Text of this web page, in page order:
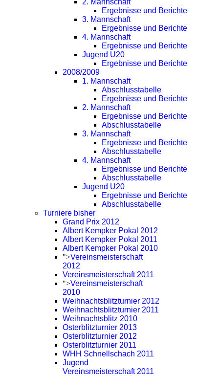
2. Mannschaft
Ergebnisse und Berichte
3. Mannschaft
Ergebnisse und Berichte
4. Mannschaft
Ergebnisse und Berichte
Jugend U20
Ergebnisse und Berichte
2008/2009
1. Mannschaft
Abschlusstabelle
Ergebnisse und Berichte
2. Mannschaft
Ergebnisse und Berichte
Abschlusstabelle
3. Mannschaft
Ergebnisse und Berichte
Abschlusstabelle
4. Mannschaft
Ergebnisse und Berichte
Abschlusstabelle
Jugend U20
Ergebnisse und Berichte
Abschlusstabelle
Turniere bisher
Grand Prix 2012
Albert Kempker Pokal 2012
Albert Kempker Pokal 2011
Albert Kempker Pokal 2010
">Vereinsmeisterschaft
2012
Vereinsmeisterschaft 2011
">Vereinsmeisterschaft
2010
Weihnachtsblitzturnier 2012
Weihnachtsblitzturnier 2011
Weihnachtsblitz 2010
Osterblitzturnier 2013
Osterblitzturnier 2012
Osterblitzturnier 2011
WHH Schnellschach 2011
Jugend
Vereinsmeisterschaft 2011